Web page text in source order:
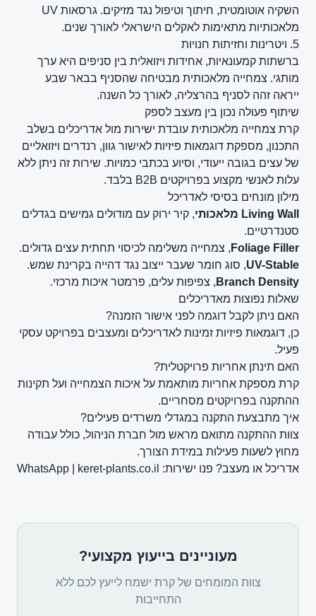
השקיה אוטומטית, חיתוך וטיפול נגד מזיקים. גרסאות UV
מלאכותיות מתאימות לאקלים הישראלי לאורך שנים.
5. ויטרינות וחזיתות חנויות
ברשתות קמעונאיות, אחידות ויזואלית בין סניפים היא ערך
מותגי. צמחייה מלאכותית מבטיחה שהסניף בבאר שבע
ייראה זהה לסניף בהרצליה, לאורך כל השנה.
שיתוף פעולה נכון בין מעצב לספק
קרת צמחייה מלאכותית עובדת ישירות מול אדריכלים בשלב
התכנון, מספקת דוגמאות פיזיות לאישור גוון, רנדרים ויזואליים
של עצים בגובה ייעודי, וסיוע בכתבי כמויות. שירות זה ניתן ללא
עלות לאנשי מקצוע בפרויקטים B2B בלבד.
מילון מונחים בסיסי לאדריכל
Living Wall מלאכותי
, קיר ירוק עם מודולים גמישים בגדלים
סטנדרטיים.
Foliage Filler , צמחייה משלימה לכיסוי תחתית עצים גדולים.
UV-Stable, סוג חומר שעבר ייצוב נגד דהייה בקרינת שמש.
Branch Density , צפיפות עלים, פרמטר איכות מרכזי.
שאלות נפוצות מאדריכלים
האם ניתן לקבל דוגמה לפני אישור הזמנה?
כן, דוגמאות פיזיות זמינות לאדריכלים ומעצבים בפרויקט עסקי
פעיל.
האם תינתן אחריות פרויקטלית?
קרת מספקת אחריות מותאמת על איכות הצמחייה ועל תקינות
ההתקנה בפרויקטים מסחריים.
איך מתבצעת התקנה במגדלי משרדים פעילים?
צוות ההתקנה מתואם מראש מול חברת הניהול, כולל עבודה
מחוץ לשעות פעילות במידת הצורך.
אדריכל או מעצב? פנו ישירות:
WhatsApp keret-plants.co.il
מעוניינים בייעוץ מקצועי?
צוות המומחים של קרת ישמח לייעץ לכם ללא
התחייבות